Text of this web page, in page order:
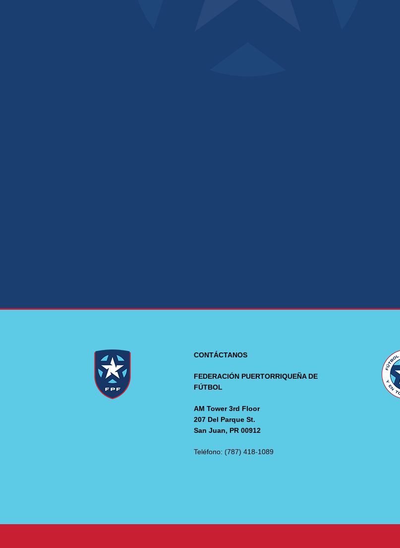
CONTÁCTANOS
FEDERACIÓN PUERTORRIQUEÑA DE
FÚTBOL
AM Tower 3rd Floor
207 Del Parque St.
San Juan, PR 00912
Teléfono: (787) 418-1089